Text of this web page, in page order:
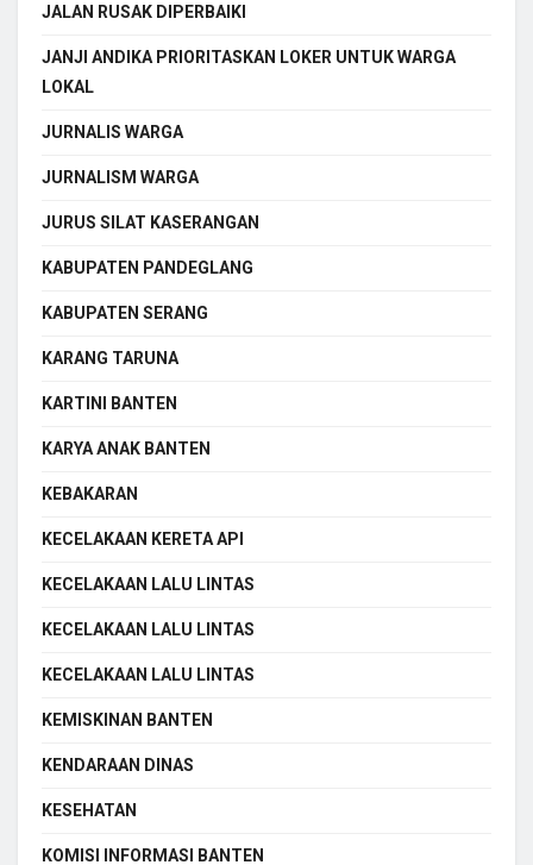
JALAN RUSAK DIPERBAIKI
JANJI ANDIKA PRIORITASKAN LOKER UNTUK WARGA
LOKAL
JURNALIS WARGA
JURNALISM WARGA
JURUS SILAT KASERANGAN
KABUPATEN PANDEGLANG
KABUPATEN SERANG
KARANG TARUNA
KARTINI BANTEN
KARYA ANAK BANTEN
KEBAKARAN
KECELAKAAN KERETA API
KECELAKAAN LALU LINTAS
KECELAKAAN LALU LINTAS
KECELAKAAN LALU LINTAS
KEMISKINAN BANTEN
KENDARAAN DINAS
KESEHATAN
KOMISI INFORMASI BANTEN